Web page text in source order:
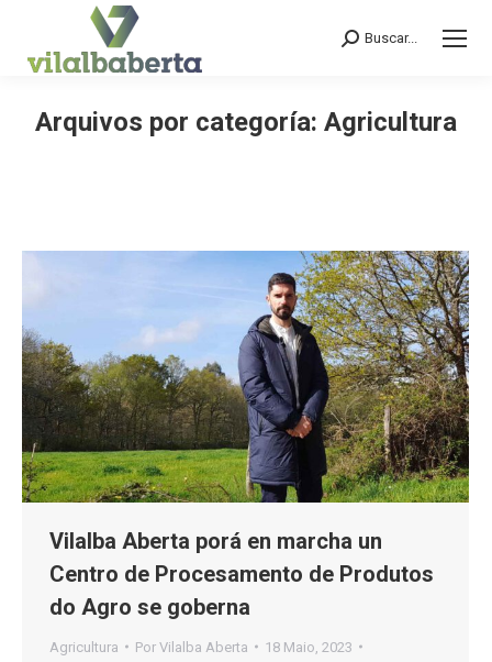
Search:
Buscar...
Arquivos por categoría: Agricultura
Vilalba Aberta porá en marcha un
Centro de Procesamento de Produtos
do Agro se goberna
Agricultura Por Vilalba Aberta
18 Maio, 2023